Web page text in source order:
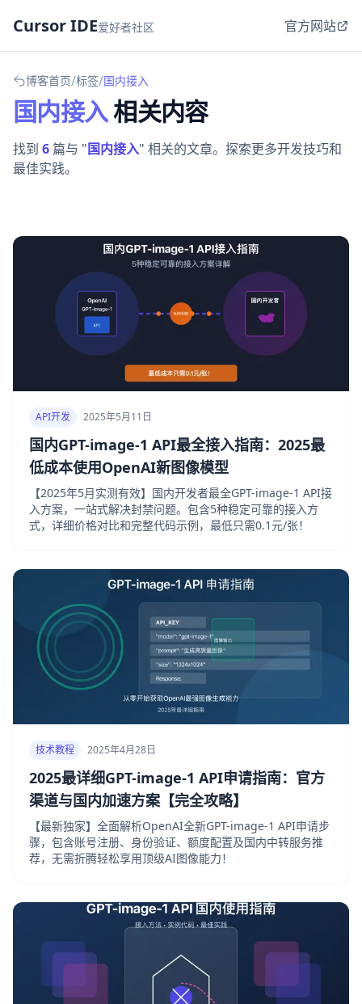
Cursor IDE爱好者社区 官方网站
博客首页/标签/国内接入
国内接入相关内容
找到 6篇与 "国内接入" 相关的文章。探索更多开发技巧和
最佳实践。
API开发 2025年5月11日
国内GPT-image-1 API最全接入指南：2025最
低成本使用OpenAI新图像模型
【2025年5月实测有效】国内开发者最全GPT-image-1 API接
入方案，一站式解决封禁问题。包含5种稳定可靠的接入方
式，详细价格对比和完整代码示例，最低只需0.1元/张！
技术教程 2025年4月28日
2025最详细GPT-image-1 API申请指南：官方
渠道与国内加速方案【完全攻略】
【最新独家】全面解析OpenAI全新GPT-image-1 API申请步
骤，包含账号注册、身份验证、额度配置及国内中转服务推
荐，无需折腾轻松享用顶级AI图像能力！